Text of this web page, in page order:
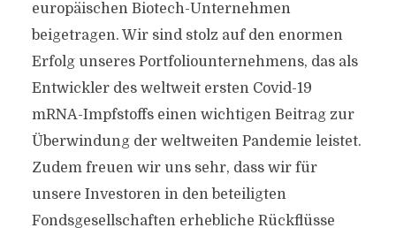
europäischen Biotech-Unternehmen
beigetragen. Wir sind stolz auf den enormen
Erfolg unseres Portfoliounternehmens, das als
Entwickler des weltweit ersten Covid-19
mRNA-Impfstoffs einen wichtigen Beitrag zur
Überwindung der weltweiten Pandemie leistet.
Zudem freuen wir uns sehr, dass wir für
unsere Investoren in den beteiligten
Fondsgesellschaften erhebliche Rückflüsse